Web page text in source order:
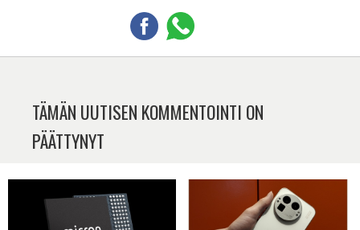
TÄMÄN UUTISEN KOMMENTOINTI ON
PÄÄTTYNYT